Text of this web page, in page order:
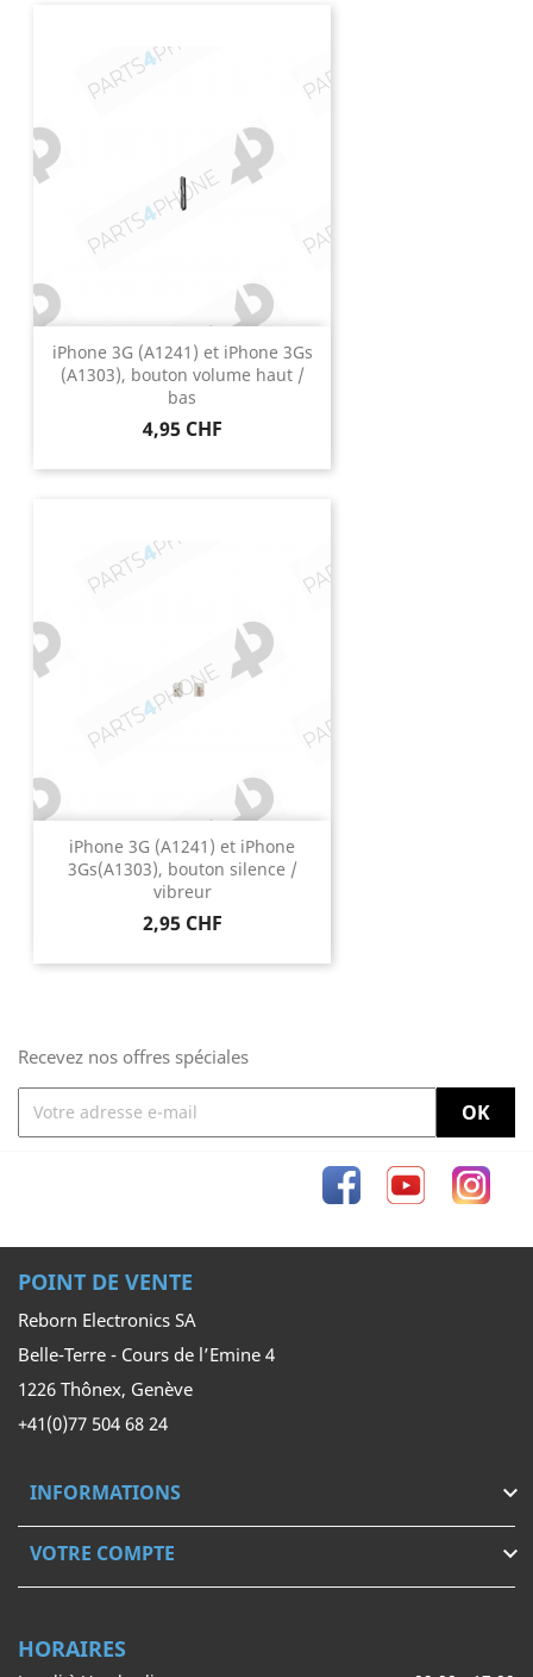
iPhone 3G (A1241) et iPhone 3Gs
(A1303), bouton volume haut /
bas
Prix
4,95 CHF
iPhone 3G (A1241) et iPhone
3Gs(A1303), bouton silence /
vibreur
Prix
2,95 CHF
Recevez nos offres spéciales
FacebookYouTube
POINT DE VENTE
Reborn Electronics SA
Belle-Terre - Cours de l’Emine 4
1226 Thônex, Genève
+41(0)77 504 68 24
INFORMATIONS 
VOTRE COMPTE 
HORAIRES